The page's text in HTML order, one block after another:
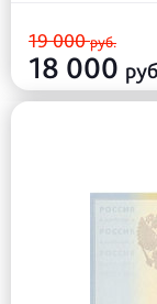
19 000руб.
18 000